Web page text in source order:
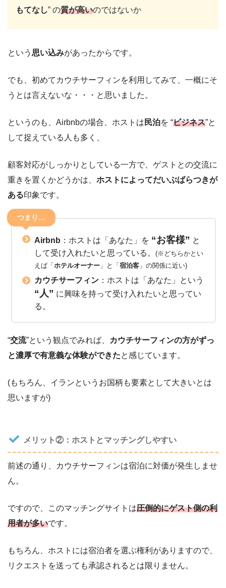
もてなし” の質が高いのではないか
という 思い込みがあったからです。
でも、初めてカウチサーフィンを利用してみて、一概にそ
うとは言えないな・・・と思いました。
というのも、Airbnbの場合、ホストは 民泊を “ビジネス”と
して捉えている人も多く、
顧客対応がしっかりとしている一方で、ゲストとの交流に
重きを置くかどうかは、 ホストによってだいぶばらつきが
ある印象です。
つまり…
Airbnb ：ホストは「あなた」を “お客様” と
して受け入れたいと思っている。 (※どちらかとい
えば「 ホテルオーナー 」と「 宿泊客 」の関係に近い)
カウチサーフィン ：ホストは「あなた」という
“人” に興味を持って受け入れたいと思ってい
る。
“交流”という観点でみれば、 カウチサーフィンの方がずっ
と濃厚で有意義な体験ができたと感じています。
(もちろん、イランというお国柄も要素として大きいとは
思いますが)
メリット②：ホストとマッチングしやすい
前述の通り、カウチサーフィンは宿泊に対価が発生しませ
ん。
ですので、このマッチングサイトは圧倒的にゲスト側の利
用者が多いです。
もちろん、ホストには宿泊者を選ぶ権利がありますので、
リクエストを送っても承認されるとは限りません。